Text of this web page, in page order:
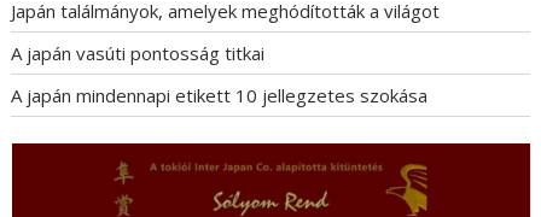
Japán találmányok, amelyek meghódították a világot
A japán vasúti pontosság titkai
A japán mindennapi etikett 10 jellegzetes szokása